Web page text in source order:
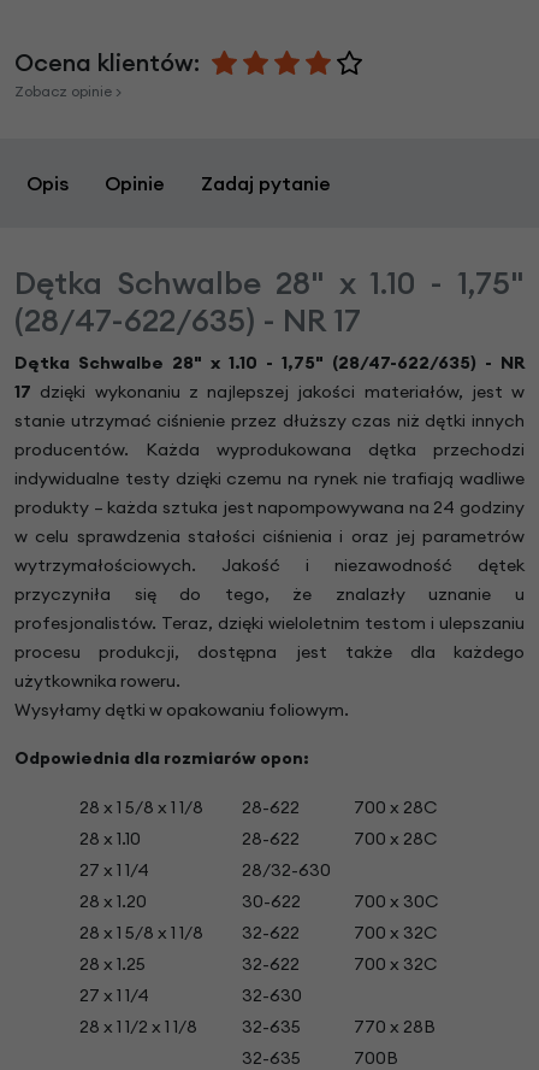
Ocena klientów:
Zobacz opinie >
Opis Opinie Zadaj pytanie
Dętka Schwalbe 28" x 1.10 - 1,75"
(28/47-622/635) - NR 17
Dętka Schwalbe 28" x 1.10 - 1,75" (28/47-622/635) - NR
17 dzięki wykonaniu z najlepszej jakości materiałów, jest w
stanie utrzymać ciśnienie przez dłuższy czas niż dętki innych
producentów. Każda wyprodukowana dętka przechodzi
indywidualne testy dzięki czemu na rynek nie trafiają wadliwe
produkty – każda sztuka jest napompowywana na 24 godziny
w celu sprawdzenia stałości ciśnienia i oraz jej parametrów
wytrzymałościowych. Jakość i niezawodność dętek
przyczyniła się do tego, że znalazły uznanie u
profesjonalistów. Teraz, dzięki wieloletnim testom i ulepszaniu
procesu produkcji, dostępna jest także dla każdego
użytkownika roweru.
Wysyłamy dętki w opakowaniu foliowym.
Odpowiednia dla rozmiarów opon:
28 x 1 5/8 x 1 1/8 28-622
700 x 28C
28 x 1.10
28-622
700 x 28C
27 x 1 1/4
28/32-630
28 x 1.20
30-622
700 x 30C
28 x 1 5/8 x 1 1/8
32-622
700 x 32C
28 x 1.25
32-622
700 x 32C
27 x 1 1/4
32-630
28 x 1 1/2 x 1 1/8
32-635
770 x 28B
32-635
700B